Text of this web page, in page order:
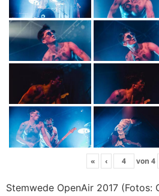
« ‹ von 4
Stemwede OpenAir 2017 (Fotos: